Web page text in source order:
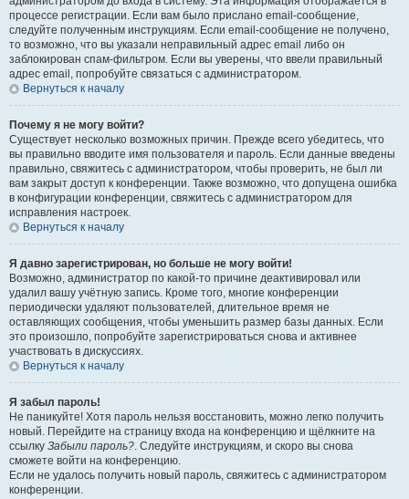
процессе регистрации. Если вам было прислано email-сообщение,
следуйте полученным инструкциям. Если email-сообщение не получено,
то возможно, что вы указали неправильный адрес email либо он
заблокирован спам-фильтром. Если вы уверены, что ввели правильный
адрес email, попробуйте связаться с администратором.
Вернуться к началу
Почему я не могу войти?
Существует несколько возможных причин. Прежде всего убедитесь, что
вы правильно вводите имя пользователя и пароль. Если данные введены
правильно, свяжитесь с администратором, чтобы проверить, не был ли
вам закрыт доступ к конференции. Также возможно, что допущена ошибка
в конфигурации конференции, свяжитесь с администратором для
исправления настроек.
Вернуться к началу
Я давно зарегистрирован, но больше не могу войти!
Возможно, администратор по какой-то причине деактивировал или
удалил вашу учётную запись. Кроме того, многие конференции
периодически удаляют пользователей, длительное время не
оставляющих сообщения, чтобы уменьшить размер базы данных. Если
это произошло, попробуйте зарегистрироваться снова и активнее
участвовать в дискуссиях.
Вернуться к началу
Я забыл пароль!
Не паникуйте! Хотя пароль нельзя восстановить, можно легко получить
новый. Перейдите на страницу входа на конференцию и щёлкните на
ссылку Забыли пароль?. Следуйте инструкциям, и скоро вы снова
сможете войти на конференцию.
Если не удалось получить новый пароль, свяжитесь с администратором
конференции.